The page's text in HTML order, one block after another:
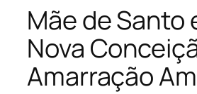
Mãe de Santo
Nova
Amarração